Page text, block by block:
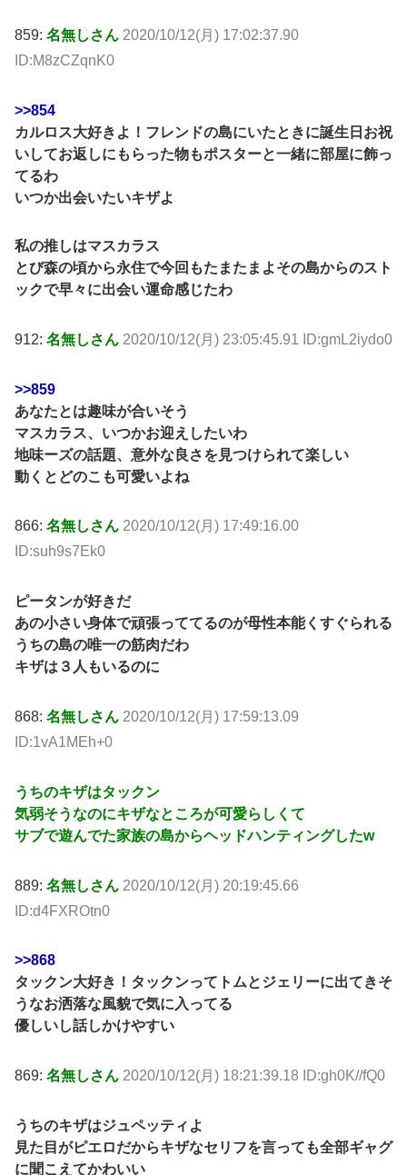
859: 名無しさん 2020/10/12(月) 17:02:37.90
ID:M8zCZqnK0
>>854
カルロス大好きよ！フレンドの島にいたときに誕生日お祝
いしてお返しにもらった物もポスターと一緒に部屋に飾っ
てるわ
いつか出会いたいキザよ
私の推しはマスカラス
とび森の頃から永住で今回もたまたまよその島からのスト
ックで早々に出会い運命感じたわ
912: 名無しさん 2020/10/12(月) 23:05:45.91 ID:gmL2iydo0
>>859
あなたとは趣味が合いそう
マスカラス、いつかお迎えしたいわ
地味ーズの話題、意外な良さを見つけられて楽しい
動くとどのこも可愛いよね
866: 名無しさん 2020/10/12(月) 17:49:16.00
ID:suh9s7Ek0
ピータンが好きだ
あの小さい身体で頑張っててるのが母性本能くすぐられる
うちの島の唯一の筋肉だわ
キザは３人もいるのに
868: 名無しさん 2020/10/12(月) 17:59:13.09
ID:1vA1MEh+0
うちのキザはタックン
気弱そうなのにキザなところが可愛らしくて
サブで遊んでた家族の島からヘッドハンティングしたw
889: 名無しさん 2020/10/12(月) 20:19:45.66
ID:d4FXROtn0
>>868
タックン大好き！タックンってトムとジェリーに出てきそ
うなお洒落な風貌で気に入ってる
優しいし話しかけやすい
869: 名無しさん 2020/10/12(月) 18:21:39.18 ID:gh0K//fQ0
うちのキザはジュペッティよ
見た目がピエロだからキザなセリフを言っても全部ギャグ
に聞こえてかわいい